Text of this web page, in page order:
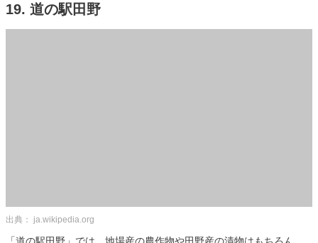
19. 道の駅田野
出典： ja.wikipedia.org